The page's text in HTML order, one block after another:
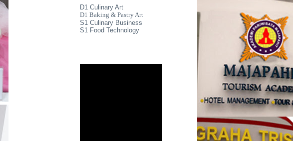
D1 Culinary Art
D1 Baking & Pastry Art
S1 Culinary Business
S1 Food Technology